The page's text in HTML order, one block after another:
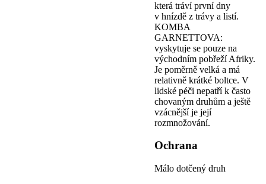
která tráví první dny
v hnízdě z trávy a listí.
KOMBA
GARNETTOVA:
vyskytuje se pouze na
východním pobřeží Afriky.
Je poměrně velká a má
relativně krátké boltce. V
lidské péči nepatří k často
chovaným druhům a ještě
vzácnější je její
rozmnožování.
Ochrana
Málo dotčený druh